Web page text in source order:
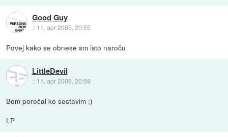
Good Guy
:: 11. apr 2005, 20:55
Povej kako se obnese sm isto naroču
LittleDevil
:: 11. apr 2005, 20:58
Bom poročal ko sestavim ;)
LP